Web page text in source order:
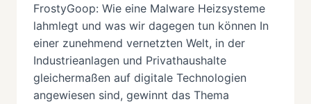
FrostyGoop: Wie eine Malware Heizsysteme
lahmlegt und was wir dagegen tun können In
einer zunehmend vernetzten Welt, in der
Industrieanlagen und Privathaushalte
gleichermaßen auf digitale Technologien
angewiesen sind, gewinnt das Thema